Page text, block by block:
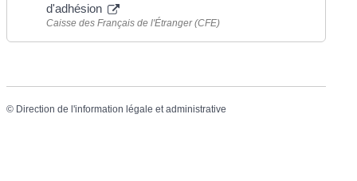
d'adhésion
Caisse des Français de l'Étranger (CFE)
© Direction de l'information légale et administrative